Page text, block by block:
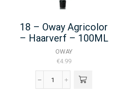
18 – Oway Agricolor
– Haarverf – 100ML
OWAY
€4.99
18